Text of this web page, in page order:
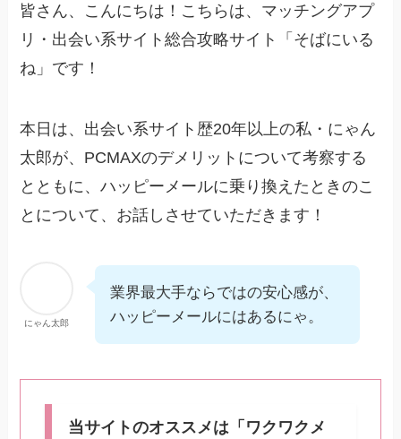
皆さん、こんにちは！こちらは、マッチングアプ
リ・出会い系サイト総合攻略サイト「そばにいる
ね」です！
本日は、出会い系サイト歴20年以上の私・にゃん
太郎が、PCMAXのデメリットについて考察する
とともに、ハッピーメールに乗り換えたときのこ
とについて、お話しさせていただきます！
にゃん太郎
業界最大手ならではの安心感が、
ハッピーメールにはあるにゃ。
当サイトのオススメは「ワクワクメ